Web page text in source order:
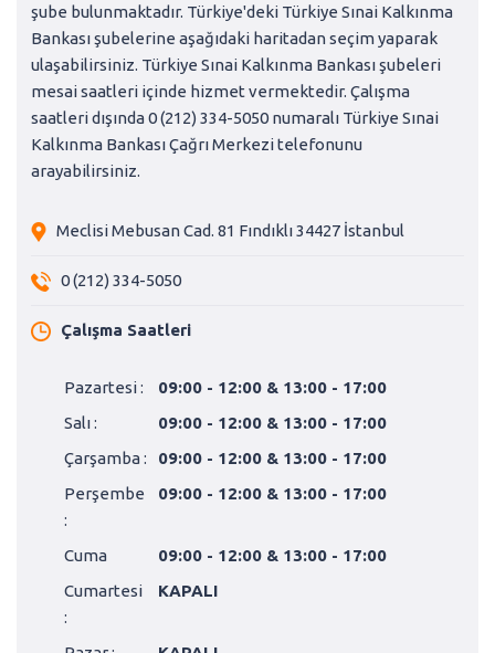
şube bulunmaktadır. Türkiye'deki Türkiye Sınai Kalkınma
Bankası şubelerine aşağıdaki haritadan seçim yaparak
ulaşabilirsiniz. Türkiye Sınai Kalkınma Bankası şubeleri
mesai saatleri içinde hizmet vermektedir. Çalışma
saatleri dışında 0 (212) 334-5050 numaralı Türkiye Sınai
Kalkınma Bankası Çağrı Merkezi telefonunu
arayabilirsiniz.
Meclisi Mebusan Cad. 81 Fındıklı 34427 İstanbul
0 (212) 334-5050
Çalışma Saatleri
Pazartesi :
09:00 - 12:00 & 13:00 - 17:00
Salı :
09:00 - 12:00 & 13:00 - 17:00
Çarşamba :
09:00 - 12:00 & 13:00 - 17:00
Perşembe
:
09:00 - 12:00 & 13:00 - 17:00
Cuma
09:00 - 12:00 & 13:00 - 17:00
Cumartesi
:
KAPALI